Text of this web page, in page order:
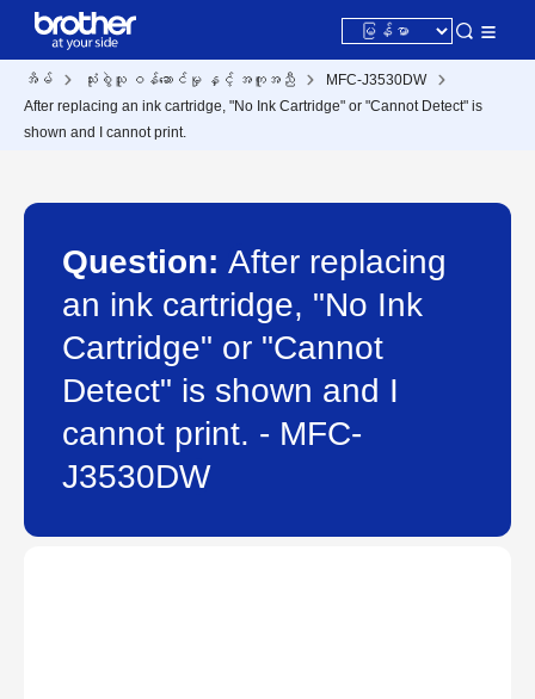
အိမ် သုံးစွဲသူ ဝန်ဆောင်မှု နှင့် အကူအညီ
MFC-J3530DW
After replacing an ink cartridge, "No Ink Cartridge" or "Cannot Detect" is
shown and I cannot print.
Question: After replacing
an ink cartridge, "No Ink
Cartridge" or "Cannot
Detect" is shown and I
cannot print. - MFC-
J3530DW